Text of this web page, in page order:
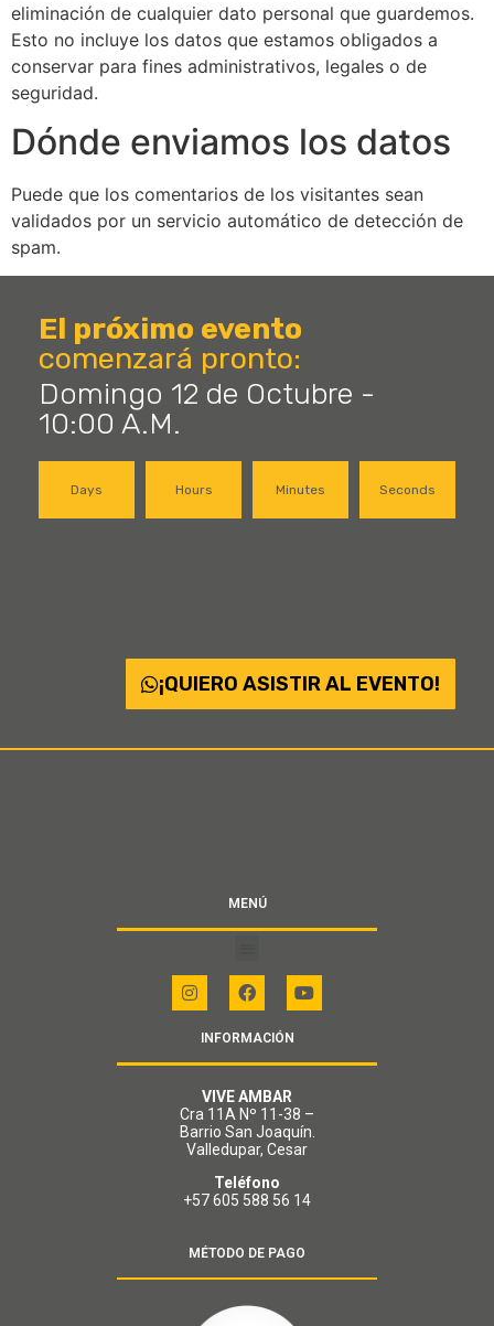
eliminación de cualquier dato personal que guardemos.
Esto no incluye los datos que estamos obligados a
conservar para fines administrativos, legales o de
seguridad.
Dónde enviamos los datos
Puede que los comentarios de los visitantes sean
validados por un servicio automático de detección de
spam.
El próximo evento
comenzará pronto:
Domingo 12 de Octubre -
10:00 A.M.
Days Hours Minutes Seconds
¡QUIERO ASISTIR AL EVENTO!
MENÚ
INFORMACIÓN
VIVE AMBAR
Cra 11A Nº 11-38 –
Barrio San Joaquín.
Valledupar, Cesar
Teléfono
+57 605 588 56 14
MÉTODO DE PAGO